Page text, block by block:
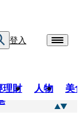
登入
理財 人物 美